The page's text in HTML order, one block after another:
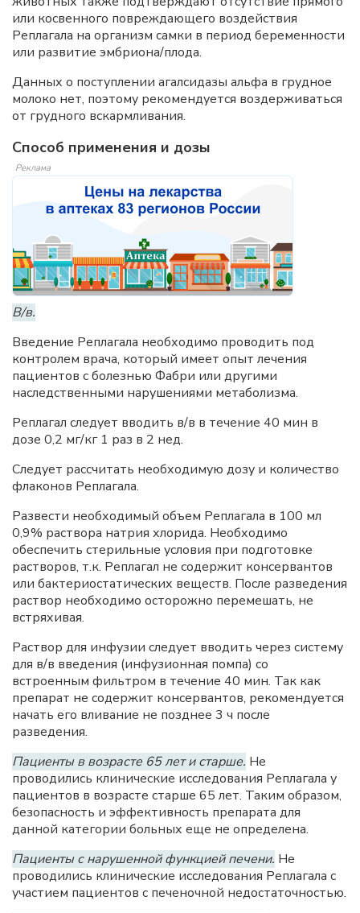
или косвенного повреждающего воздействия
Реплагала на организм самки в период беременности
или развитие эмбриона/плода.
Данных о поступлении агалсидазы альфа в грудное
молоко нет, поэтому рекомендуется воздерживаться
от грудного вскармливания.
Способ применения и дозы
Реклама
В/в.
Введение Реплагала необходимо проводить под
контролем врача, который имеет опыт лечения
пациентов с болезнью Фабри или другими
наследственными нарушениями метаболизма.
Реплагал следует вводить в/в в течение 40 мин в
дозе 0,2 мг/кг 1 раз в 2 нед.
Следует рассчитать необходимую дозу и количество
флаконов Реплагала.
Развести необходимый объем Реплагала в 100 мл
0,9% раствора натрия хлорида. Необходимо
обеспечить стерильные условия при подготовке
растворов, т.к. Реплагал не содержит консервантов
или бактериостатических веществ. После разведения
раствор необходимо осторожно перемешать, не
встряхивая.
Раствор для инфузии следует вводить через систему
для в/в введения (инфузионная помпа) со
встроенным фильтром в течение 40 мин. Так как
препарат не содержит консервантов, рекомендуется
начать его вливание не позднее 3 ч после
разведения.
Пациенты в возрасте 65 лет и старше. Не
проводились клинические исследования Реплагала у
пациентов в возрасте старше 65 лет. Таким образом,
безопасность и эффективность препарата для
данной категории больных еще не определена.
Пациенты с нарушенной функцией печени. Не
проводились клинические исследования Реплагала с
участием пациентов с печеночной недостаточностью.